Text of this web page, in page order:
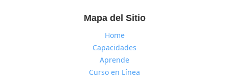
Mapa del Sitio
Home
Capacidades
Aprende
Curso en Línea